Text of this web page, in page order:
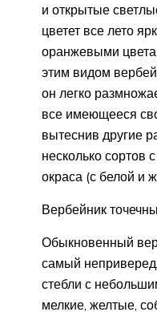
и открытые
цветет все лето
оранжевыми
этим видом
он легко
все имеющееся
вытеснив другие
несколько сортов
окраса (с белой и
Вербейник
Обыкновенный
самый
стебли с
мелкие, желтые,